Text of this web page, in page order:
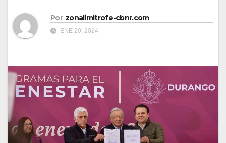
Por zonalimitrofe-cbnr.com
ENE 20, 2024